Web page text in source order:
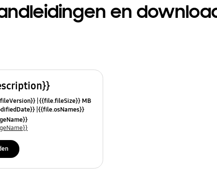
en
{{file.fileSize}} MB
{{file.osNames}}